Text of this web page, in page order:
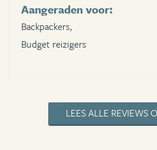
Aangeraden voor:
Backpackers,
Budget reizigers
LEES ALLE REVIEWS